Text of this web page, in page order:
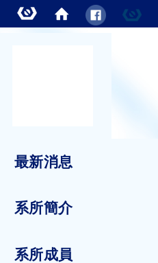
最新消息
系所簡介
系所成員